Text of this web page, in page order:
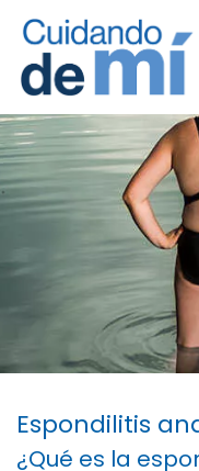
Site Logo
Espondilitis
¿Qué es la